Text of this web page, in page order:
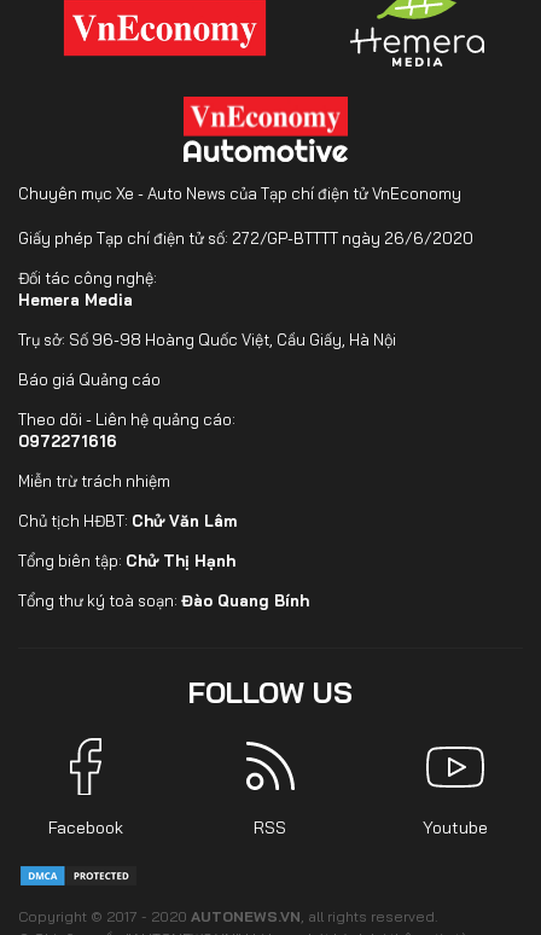
Chuyên mục Xe - Auto News của Tạp chí điện tử VnEconomy
Giấy phép Tạp chí điện tử số: 272/GP-BTTTT ngày 26/6/2020
Đối tác công nghệ:
Hemera Media
Trụ sở: Số 96-98 Hoàng Quốc Việt, Cầu Giấy, Hà Nội
Báo giá Quảng cáo
Theo dõi - Liên hệ quảng cáo:
0972271616
Miễn trừ trách nhiệm
Chủ tịch HĐBT: Chử Văn Lâm
Tổng biên tập: Chử Thị Hạnh
Tổng thư ký toà soạn: Đào Quang Bính
FOLLOW US
Facebook RSS Youtube
Copyright © 2017 - 2020 AUTONEWS.VN, all rights reserved.